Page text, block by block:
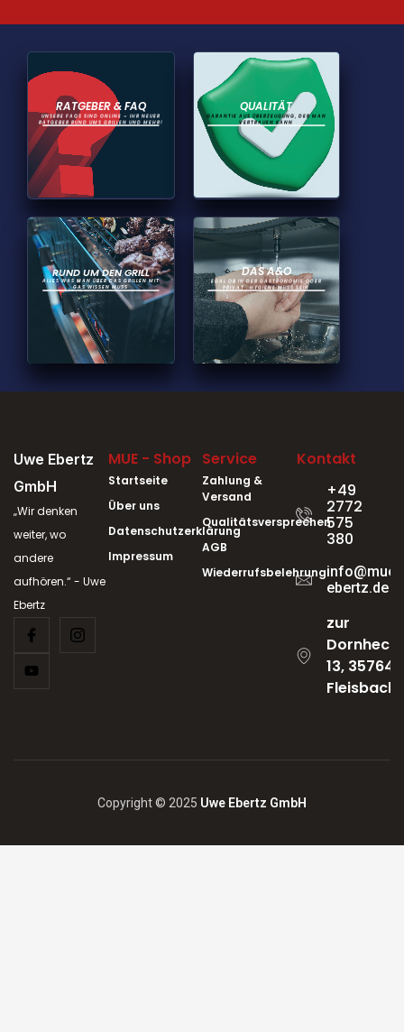
RATGEBER & FAQ
UNSERE FAQS SIND ONLINE – IHR NEUER
RATGEBER RUND UMS GRILLEN UND MEHR!
QUALITÄT
GARANTIE AUS ÜBERZEUGUNG, DER MAN
VERTRAUEN KANN
RUND UM DEN GRILL
ALLES WAS MAN ÜBER DAS GRILLEN MIT
GAS WISSEN MUSS
DAS A&O
EGAL OB IN DER GASTRONOMIE ODER
PRIVAT , HYGIENE MUSS SEIN
Uwe Ebertz
GmbH
„Wir denken
weiter, wo
andere
aufhören.“ - Uwe
Ebertz
MUE - Shop
Startseite
Über uns
Datenschutzerklärung
Impressum
Service
Zahlung &
Versand
Qualitätsversprechen
AGB
Wiederrufsbelehrung
Kontakt
+49
2772
575
380
info@mue-
ebertz.de
zur
Dornheck
13, 35764
Fleisbach
Copyright © 2025 Uwe Ebertz GmbH